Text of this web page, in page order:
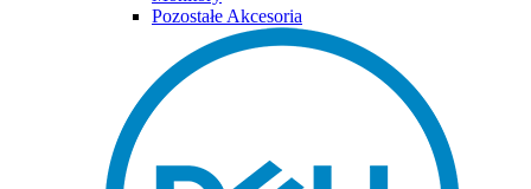
Pozostałe Akcesoria